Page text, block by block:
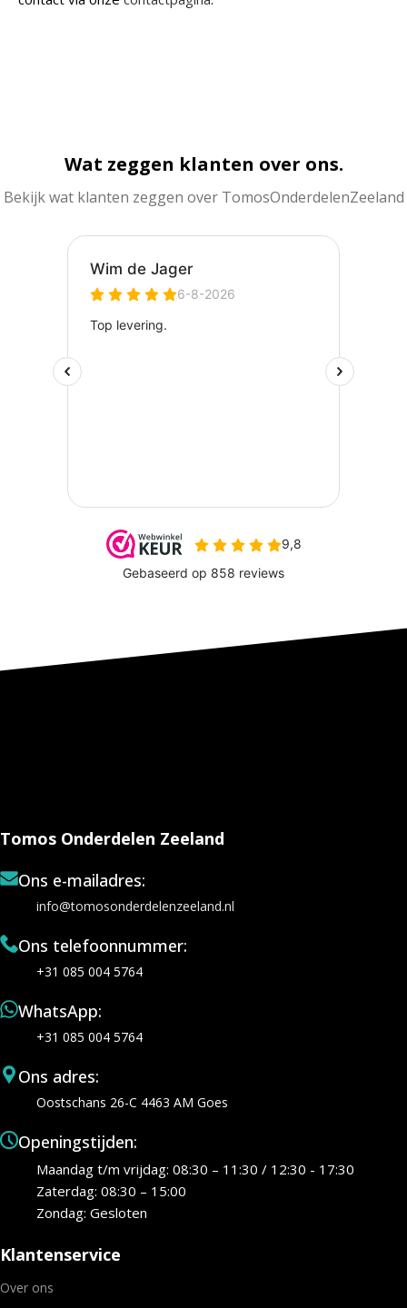
Wat zeggen klanten over ons.
Bekijk wat klanten zeggen over TomosOnderdelenZeeland
Tomos Onderdelen Zeeland
Ons e-mailadres:
info@tomosonderdelenzeeland.nl
Ons telefoonnummer:
+31 085 004 5764
WhatsApp:
+31 085 004 5764
Ons adres:
Oostschans 26-C 4463 AM Goes
Openingstijden:
Maandag t/m vrijdag: 08:30 – 11:30 / 12:30 - 17:30
Zaterdag: 08:30 – 15:00
Zondag: Gesloten
Klantenservice
Over ons